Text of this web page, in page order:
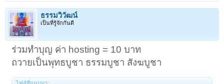
ธรรมวิวัฒน์
เป็นที่รู้จักกันดี
ร่วมทำบุญ ค่า hosting = 10 บาท
ถวายเป็นพุทธบูชา ธรรมบูชา สังฆบูชา